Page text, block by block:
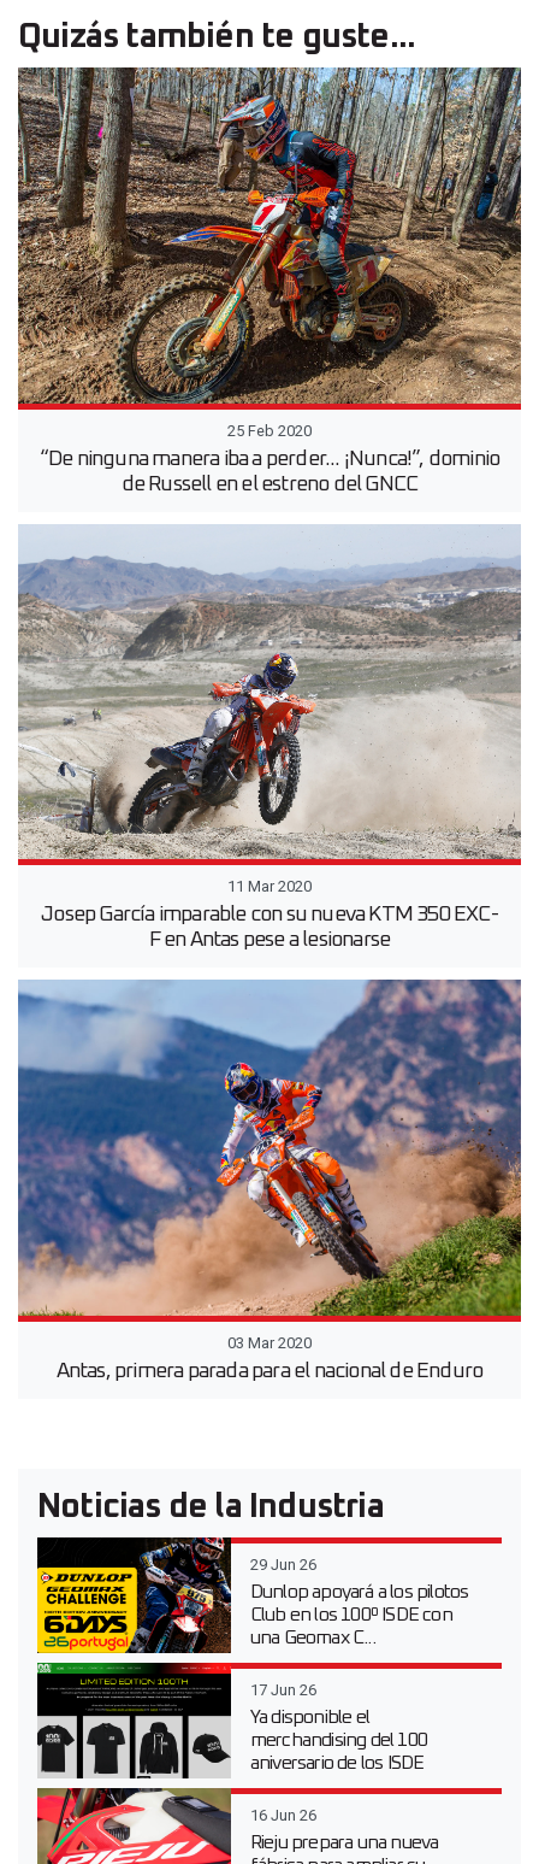
Quizás también te guste...
25 Feb 2020
“De ninguna manera iba a perder... ¡Nunca!”, dominio
de Russell en el estreno del GNCC
11 Mar 2020
Josep García imparable con su nueva KTM 350 EXC-
F en Antas pese a lesionarse
03 Mar 2020
Antas, primera parada para el nacional de Enduro
Noticias de la Industria
29 Jun 26
Dunlop apoyará a los pilotos
Club en los 100º ISDE con
una Geomax C...
17 Jun 26
Ya disponible el
merchandising del 100
aniversario de los ISDE
16 Jun 26
Rieju prepara una nueva